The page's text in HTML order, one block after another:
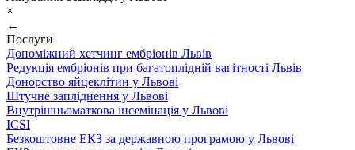
×
←
Послуги
Допоміжний хетчинг ембріонів Львів
Редукція ембріонів при багатоплідній вагітності Львів
Донорство яйцеклітин у Львові
Штучне запліднення у Львові
Внутрішньоматкова інсемінація у Львові
ICSI
Безкоштовне ЕКЗ за державною програмою у Львові